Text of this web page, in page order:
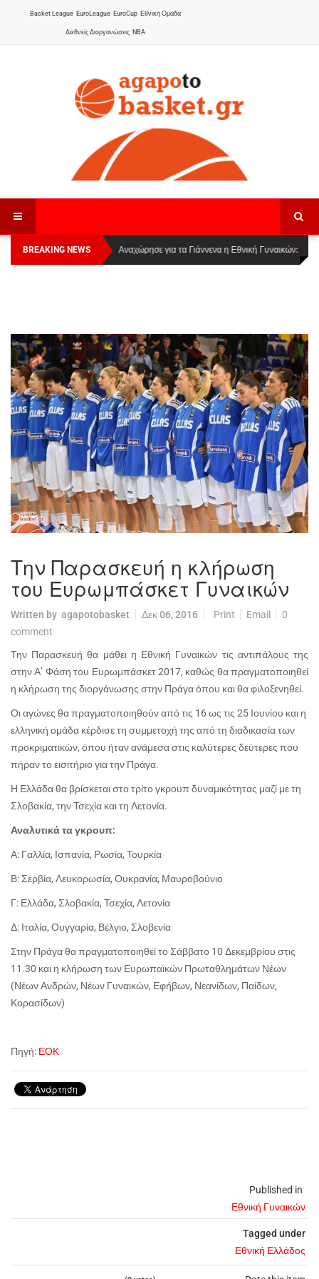
Basket League EuroLeague EuroCup Εθνική Ομάδα
Διεθνείς Διοργανώσεις NBA
BREAKING NEWS
Οι Πάνθηρες Καβάλας στην Women Basketball
League 1
Αναχώρησε για τα Γιάννενα η Εθνική Γυναικών:
Την Παρασκευή η κλήρωση
του Ευρωμπάσκετ Γυναικών
Written by agapotobasket Δεκ 06, 2016 Print Email
0
comment
Published in
Εθνική Γυναικών
Tagged under
Εθνική Ελλάδος
Την Παρασκευή θα μάθει η Εθνική Γυναικών τις αντιπάλους της
στην Α’ Φάση του Ευρωμπάσκετ 2017, καθώς θα πραγματοποιηθεί
η κλήρωση της διοργάνωσης στην Πράγα όπου και θα φιλοξενηθεί.
Οι αγώνες θα πραγματοποιηθούν από τις 16 ως τις 25 Ιουνίου και η
ελληνική ομάδα κέρδισε τη συμμετοχή της από τη διαδικασία των
προκριματικών, όπου ήταν ανάμεσα στις καλύτερες δεύτερες που
πήραν το εισιτήριο για την Πράγα.
Η Ελλάδα θα βρίσκεται στο τρίτο γκρουπ δυναμικότητας μαζί με τη
Σλοβακία, την Τσεχία και τη Λετονία.
Αναλυτικά τα γκρουπ:
Α: Γαλλία, Ισπανία, Ρωσία, Τουρκία
Β: Σερβία, Λευκορωσία, Ουκρανία, Μαυροβούνιο
Γ: Ελλάδα, Σλοβακία, Τσεχία, Λετονία
Δ: Ιταλία, Ουγγαρία, Βέλγιο, Σλοβενία
Στην Πράγα θα πραγματοποιηθεί το Σάββατο 10 Δεκεμβρίου στις
11.30 και η κλήρωση των Ευρωπαϊκών Πρωταθλημάτων Νέων
(Νέων Ανδρών, Νέων Γυναικών, Εφήβων, Νεανίδων, Παίδων,
Κορασίδων)
Πηγή: ΕΟΚ